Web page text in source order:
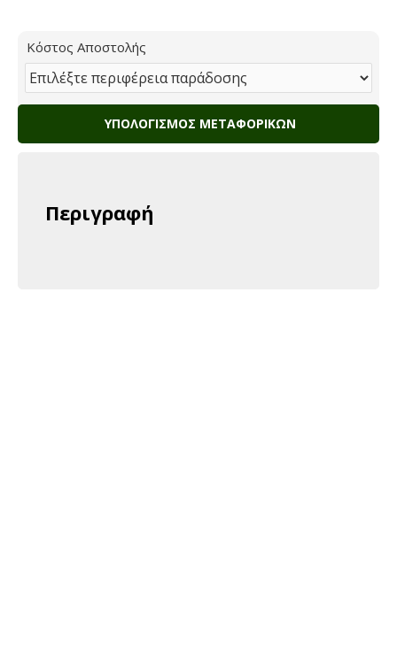
Κόστος Αποστολής
ΥΠΟΛΟΓΙΣΜΌΣ ΜΕΤΑΦΟΡΙΚΏΝ
Περιγραφή